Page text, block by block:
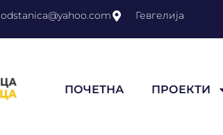
odstanica@yahoo.com Гевгелија
ПОЧЕТНА ПРОЕКТИ